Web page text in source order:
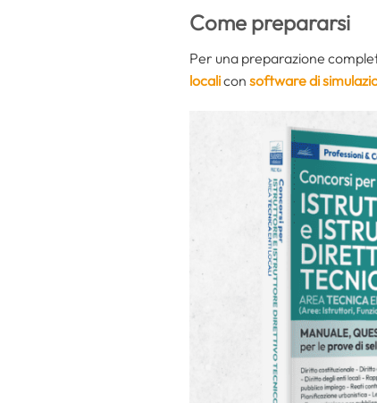
Come prepararsi
Per una preparazione
localicon software di